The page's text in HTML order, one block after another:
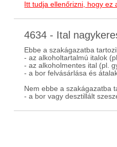
Itt tudja ellenőrizni, hogy
4634 - Ital
Ebbe a szakágazatba
- az alkoholtartalmú italok
- az alkoholmentes ital (pl.
- a bor felvásárlása és
Nem ebbe a szakágazatba
- a bor vagy desztillált